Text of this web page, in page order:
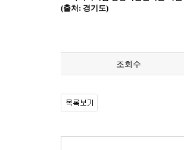
조회수